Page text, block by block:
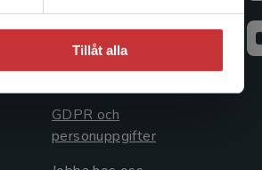
Tillåt alla
Avtal och rättigheter
Cookies
GDPR och
personuppgifter